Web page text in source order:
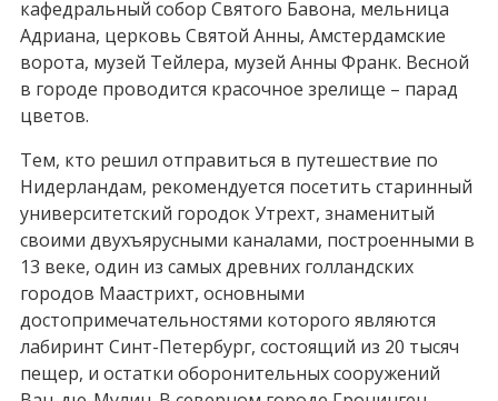
кафедральный собор Святого Бавона, мельница
Адриана, церковь Святой Анны, Амстердамские
ворота, музей Тейлера, музей Анны Франк. Весной
в городе проводится красочное зрелище – парад
цветов.
Тем, кто решил отправиться в путешествие по
Нидерландам, рекомендуется посетить старинный
университетский городок Утрехт, знаменитый
своими двухъярусными каналами, построенными в
13 веке, один из самых древних голландских
городов Маастрихт, основными
достопримечательностями которого являются
лабиринт Синт-Петербург, состоящий из 20 тысяч
пещер, и остатки оборонительных сооружений